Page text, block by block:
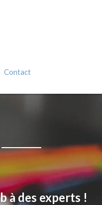
Contact
à des experts !